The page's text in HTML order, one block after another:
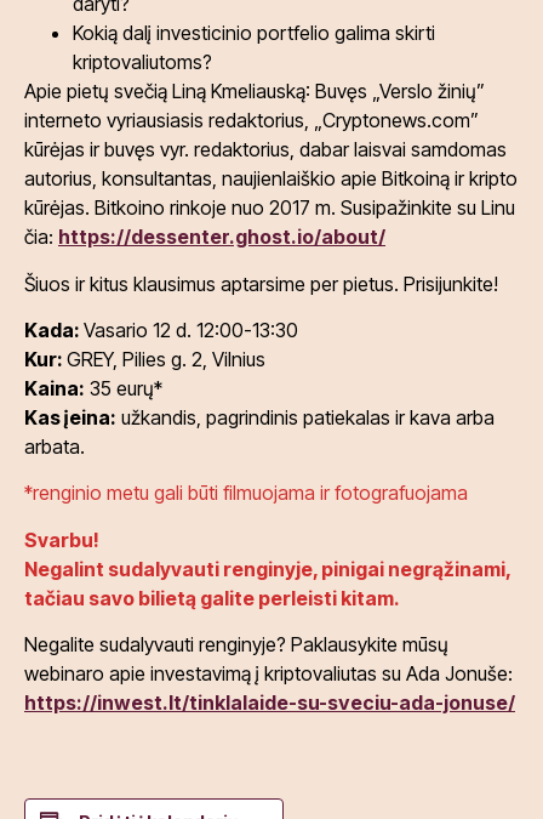
Kokią dalį investicinio portfelio galima skirti
kriptovaliutoms?
Apie pietų svečią Liną Kmeliauską: Buvęs „Verslo žinių”
interneto vyriausiasis redaktorius, „Cryptonews.com”
kūrėjas ir buvęs vyr. redaktorius, dabar laisvai samdomas
autorius, konsultantas, naujienlaiškio apie Bitkoiną ir kripto
kūrėjas. Bitkoino rinkoje nuo 2017 m. Susipažinkite su Linu
čia: https://dessenter.ghost.io/about/
Šiuos ir kitus klausimus aptarsime per pietus. Prisijunkite!
Kada: Vasario 12 d. 12:00-13:30
Kur: GREY, Pilies g. 2, Vilnius
Kaina: 35 eurų*
Kas įeina: užkandis, pagrindinis patiekalas ir kava arba
arbata.
*renginio metu gali būti filmuojama ir fotografuojama
Svarbu!
Negalint sudalyvauti renginyje, pinigai negrąžinami,
tačiau savo bilietą galite perleisti kitam.
Negalite sudalyvauti renginyje? Paklausykite mūsų
webinaro apie investavimą į kriptovaliutas su Ada Jonuše:
https://inwest.lt/tinklalaide-su-sveciu-ada-jonuse/